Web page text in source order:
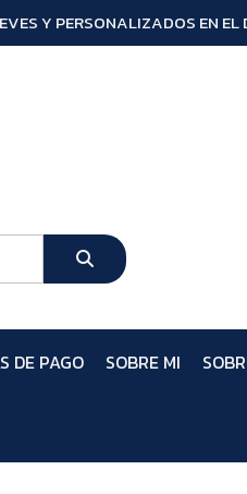
Y PERSONALIZADOS EN
DE PAGO SOBRE MI